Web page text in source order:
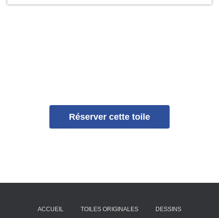
Réserver cette toile
ACCUEIL TOILES ORIGINALES DESSINS